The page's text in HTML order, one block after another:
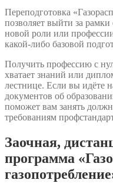
Переподготовка
позволяет выйти за рамки
новой роли или
какой-либо базовой
Получить профессию с
хватает знаний или
лестнице. Если вы идёте
документов об
поможет вам занять
требованиям
Заочная,
программа